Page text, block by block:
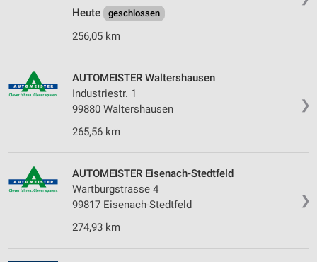
Heute
geschlossen
256,05 km
❯
AUTOMEISTER Waltershausen
Industriestr. 1
99880 Waltershausen
265,56 km
❯
AUTOMEISTER Eisenach-Stedtfeld
Wartburgstrasse 4
99817 Eisenach-Stedtfeld
274,93 km